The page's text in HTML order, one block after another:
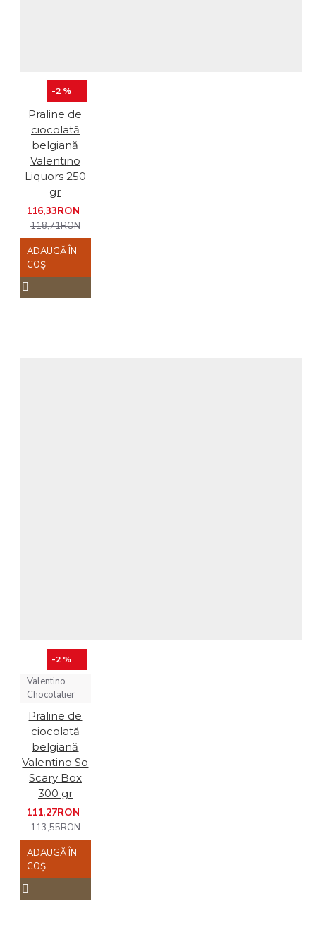
-2 %
Praline de
ciocolată
belgiană
Valentino
Liquors 250
gr
116,33RON
118,71RON
ADAUGĂ ÎN
COŞ
-2 %
Valentino
Chocolatier
Praline de
ciocolată
belgiană
Valentino So
Scary Box
300 gr
111,27RON
113,55RON
ADAUGĂ ÎN
COŞ